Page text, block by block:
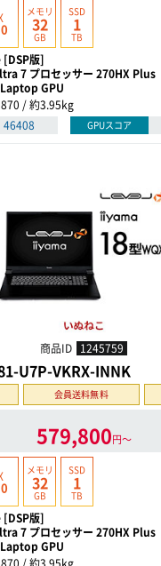
メモリ
32
GB
SSD
1
TB
版]
7 プロセッサー 270HX Plus
GPU
/ 約3.95kg
46408 GPUスコア
商品ID 1245759
U7P-VKRX-INNK
会員送料無料
579,800円〜
メモリ
32
GB
SSD
1
TB
版]
7 プロセッサー 270HX Plus
GPU